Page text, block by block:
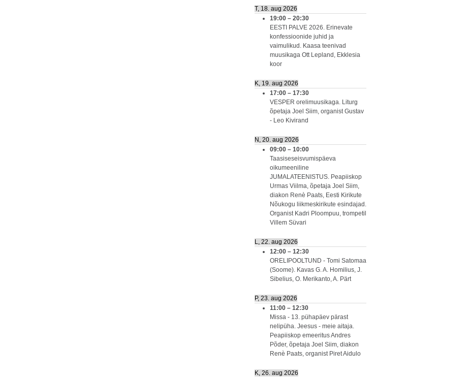
T, 18. aug 2026
19:00 – 20:30
EESTI PALVE 2026. Erinevate
konfessioonide juhid ja
vaimulikud. Kaasa teenivad
muusikaga Ott Lepland, Ekklesia
koor
K, 19. aug 2026
17:00 – 17:30
VESPER orelimuusikaga. Liturg
õpetaja Joel Siim, organist Gustav
- Leo Kivirand
N, 20. aug 2026
09:00 – 10:00
Taasiseseisvumispäeva
oikumeeniline
JUMALATEENISTUS. Peapiiskop
Urmas Viilma, õpetaja Joel Siim,
diakon Renè Paats, Eesti Kirikute
Nõukogu liikmeskirikute esindajad.
Organist Kadri Ploompuu, trompetil
Villem Süvari
L, 22. aug 2026
12:00 – 12:30
ORELIPOOLTUND - Tomi Satomaa
(Soome). Kavas G. A. Homilius, J.
Sibelius, O. Merikanto, A. Pärt
P, 23. aug 2026
11:00 – 12:30
Missa - 13. pühapäev pärast
nelipüha. Jeesus - meie aitaja.
Peapiiskop emeeritus Andres
Põder, õpetaja Joel Siim, diakon
Renè Paats, organist Piret Aidulo
K, 26. aug 2026